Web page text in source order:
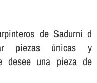
de Sadurní d
piezas únicas y
desee una pieza de